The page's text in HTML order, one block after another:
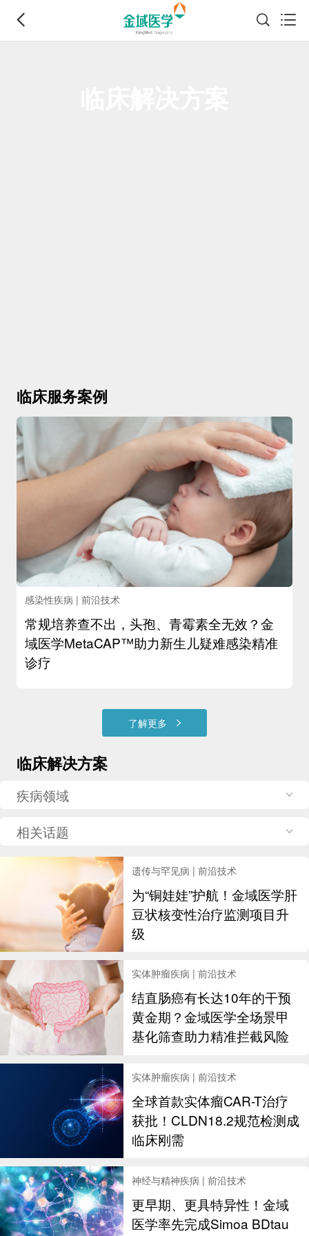
临床服务案例
感染性疾病 | 前沿技术
常规培养查不出，头孢、青霉素全无效？金
域医学MetaCAP™助力新生儿疑难感染精准
诊疗
了解更多
临床解决方案
疾病领域
相关话题
遗传与罕见病 | 前沿技术
为“铜娃娃”护航！金域医学肝
豆状核变性治疗监测项目升
级
实体肿瘤疾病 | 前沿技术
结直肠癌有长达10年的干预
黄金期？金域医学全场景甲
基化筛查助力精准拦截风险
实体肿瘤疾病 | 前沿技术
全球首款实体瘤CAR-T治疗
获批！CLDN18.2规范检测成
临床刚需
神经与精神疾病 | 前沿技术
更早期、更具特异性！金域
医学率先完成Simoa BDtau